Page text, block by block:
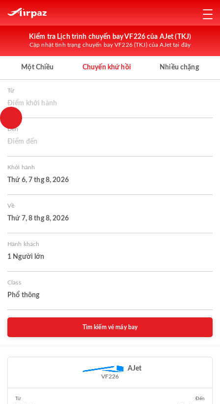
Kiểm tra Lịch trình chuyến bay VF226 của AJet (TKJ)
Cập nhật tình trạng chuyến bay VF226 (TKJ) của AJet tại đây
Một Chiều Chuyến khứ hồi Nhiều chặng
Từ
Điểm khởi hành
Đến
Điểm đến
Khởi hành
Thứ 6, 7 thg 8, 2026
Về
Thứ 7, 8 thg 8, 2026
Hành khách
1 Người lớn
Class
Phổ thông
Tìm kiếm vé máy bay
AJet
VF226
Từ Đến